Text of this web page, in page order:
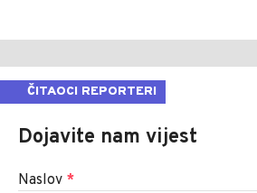
ČITAOCI REPORTERI
Dojavite nam vijest
Naslov *